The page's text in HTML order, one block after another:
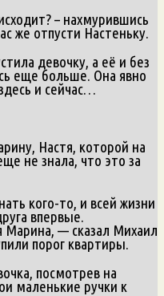
– нахмурившись
же отпусти Настеньку.
девочку, а её и без
еще больше. Она явно
и сейчас…
Настя, которой на
не знала, что это за
кого-то, и всей жизни
впервые.
Марина, — сказал Михаил
порог квартиры.
посмотрев на
маленькие ручки к